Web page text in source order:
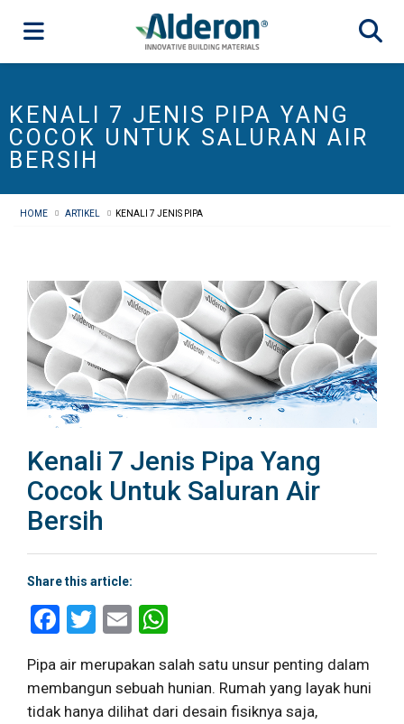
KENALI 7 JENIS PIPA YANG
COCOK UNTUK SALURAN AIR
BERSIH
HOME ARTIKEL KENALI 7 JENIS PIPA
Kenali 7 Jenis Pipa Yang
Cocok Untuk Saluran Air
Bersih
Share this article:
Facebook
Twitter
Email
Pipa air merupakan salah satu unsur penting dalam
membangun sebuah hunian. Rumah yang layak huni
tidak hanya dilihat dari desain fisiknya saja,